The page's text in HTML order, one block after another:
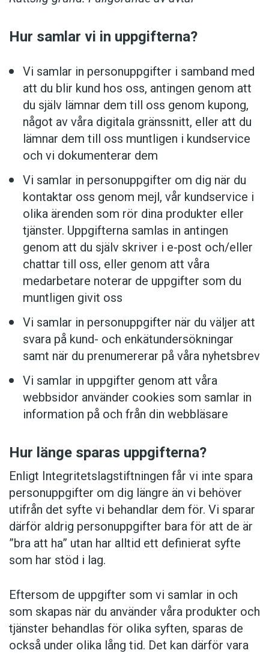
Hur samlar vi in uppgifterna?
Vi samlar in personuppgifter i samband med
att du blir kund hos oss, antingen genom att
du själv lämnar dem till oss genom kupong,
något av våra digitala gränssnitt, eller att du
lämnar dem till oss muntligen i kundservice
och vi dokumenterar dem
Vi samlar in personuppgifter om dig när du
kontaktar oss genom mejl, vår kundservice i
olika ärenden som rör dina produkter eller
tjänster. Uppgifterna samlas in antingen
genom att du själv skriver i e-post och/eller
chattar till oss, eller genom att våra
medarbetare noterar de uppgifter som du
muntligen givit oss
Vi samlar in personuppgifter när du väljer att
svara på kund- och enkätundersökningar
samt när du prenumererar på våra nyhetsbrev
Vi samlar in uppgifter genom att våra
webbsidor använder cookies som samlar in
information på och från din webbläsare
Hur länge sparas uppgifterna?
Enligt Integritetslagstiftningen får vi inte spara
personuppgifter om dig längre än vi behöver
utifrån det syfte vi behandlar dem för. Vi sparar
därför aldrig personuppgifter bara för att de är
”bra att ha” utan har alltid ett definierat syfte
som har stöd i lag.
Eftersom de uppgifter som vi samlar in och
som skapas när du använder våra produkter och
tjänster behandlas för olika syften, sparas de
också under olika lång tid. Det kan därför vara